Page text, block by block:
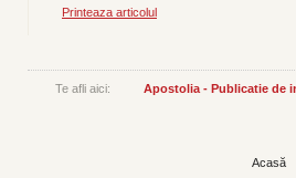
Printeaza articolul
Te afli aici: Apostolia - Publicatie de
Acasă